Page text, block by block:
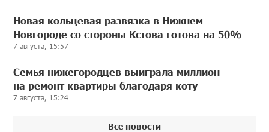
Новая кольцевая развязка в Нижнем
Новгороде со стороны Кстова готова на 50%
7 августа, 15:57
Семья нижегородцев выиграла миллион
на ремонт квартиры благодаря коту
7 августа, 15:24
Все новости